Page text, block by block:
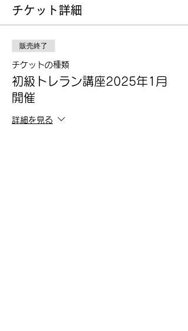
チケット詳細
販売終了
チケットの種類
初級トレラン講座2025年1月
開催
詳細を見る